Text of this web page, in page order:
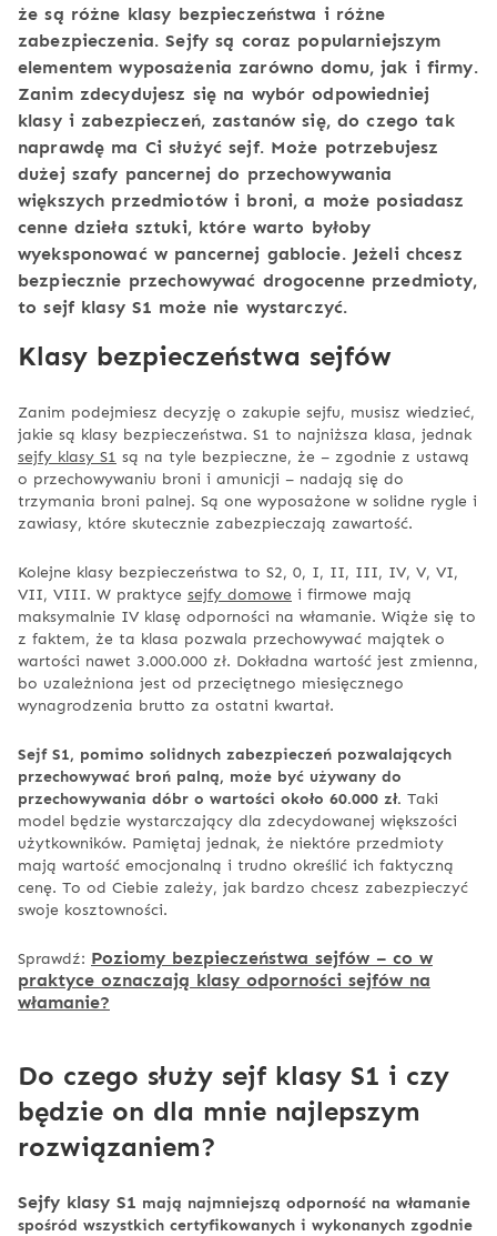
że są różne klasy bezpieczeństwa i różne
zabezpieczenia. Sejfy są coraz popularniejszym
elementem wyposażenia zarówno domu, jak i firmy.
Zanim zdecydujesz się na wybór odpowiedniej
klasy i zabezpieczeń, zastanów się, do czego tak
naprawdę ma Ci służyć sejf. Może potrzebujesz
dużej szafy pancernej do przechowywania
większych przedmiotów i broni, a może posiadasz
cenne dzieła sztuki, które warto byłoby
wyeksponować w pancernej gablocie. Jeżeli chcesz
bezpiecznie przechowywać drogocenne przedmioty,
to sejf klasy S1 może nie wystarczyć.
Klasy bezpieczeństwa sejfów
Zanim podejmiesz decyzję o zakupie sejfu, musisz wiedzieć,
jakie są klasy bezpieczeństwa. S1 to najniższa klasa, jednak
sejfy klasy S1 są na tyle bezpieczne, że – zgodnie z ustawą
o przechowywaniu broni i amunicji – nadają się do
trzymania broni palnej. Są one wyposażone w solidne rygle i
zawiasy, które skutecznie zabezpieczają zawartość.
Kolejne klasy bezpieczeństwa to S2, 0, I, II, III, IV, V, VI,
VII, VIII. W praktyce sejfy domowe i firmowe mają
maksymalnie IV klasę odporności na włamanie. Wiąże się to
z faktem, że ta klasa pozwala przechowywać majątek o
wartości nawet 3.000.000 zł. Dokładna wartość jest zmienna,
bo uzależniona jest od przeciętnego miesięcznego
wynagrodzenia brutto za ostatni kwartał.
Sejf S1, pomimo solidnych zabezpieczeń pozwalających
przechowywać broń palną, może być używany do
przechowywania dóbr o wartości około 60.000 zł. Taki
model będzie wystarczający dla zdecydowanej większości
użytkowników. Pamiętaj jednak, że niektóre przedmioty
mają wartość emocjonalną i trudno określić ich faktyczną
cenę. To od Ciebie zależy, jak bardzo chcesz zabezpieczyć
swoje kosztowności.
Sprawdź: Poziomy bezpieczeństwa sejfów – co w
praktyce oznaczają klasy odporności sejfów na
włamanie?
Do czego służy sejf klasy S1 i czy
będzie on dla mnie najlepszym
rozwiązaniem?
Sejfy klasy S1 mają najmniejszą odporność na włamanie
spośród wszystkich certyfikowanych i wykonanych zgodnie